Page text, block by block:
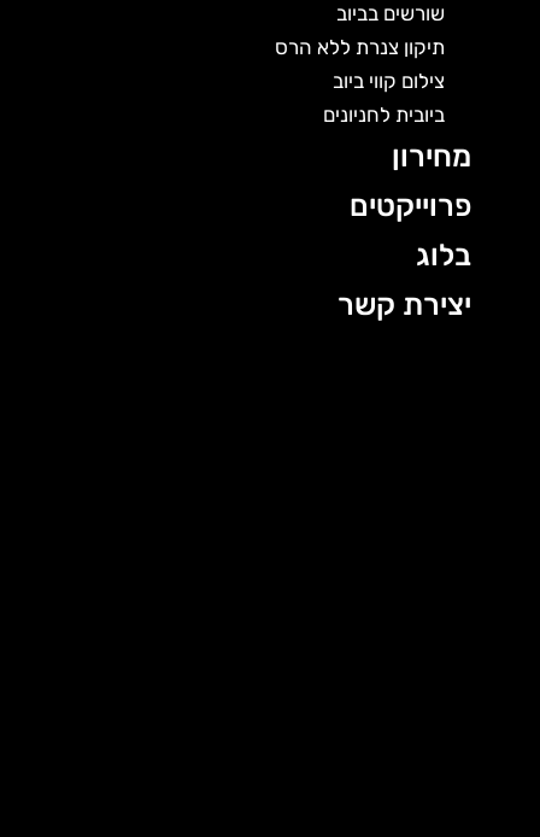
שורשים בביוב
תיקון צנרת ללא הרס
צילום קווי ביוב
ביובית לחניונים
מחירון
פרוייקטים
בלוג
יצירת קשר